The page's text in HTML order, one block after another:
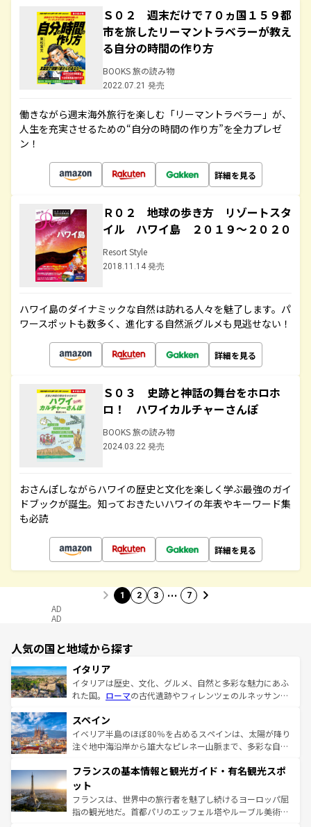
Ｓ０２ 週末だけで７０ヵ国１５９都
市を旅したリーマントラベラーが教え
る自分の時間の作り方
BOOKS 旅の読み物
2022.07.21 発売
働きながら週末海外旅行を楽しむ「リーマントラベラー」が、
人生を充実させるための“自分の時間の作り方”を全力プレゼ
ン！
詳細を見る
Ｒ０２ 地球の歩き方 リゾートスタ
イル ハワイ島 ２０１９～２０２０
Resort Style
2018.11.14 発売
ハワイ島のダイナミックな自然は訪れる人々を魅了します。パ
ワースポットも数多く、進化する自然派グルメも見逃せない！
詳細を見る
Ｓ０３ 史跡と神話の舞台をホロホ
ロ！ ハワイカルチャーさんぽ
BOOKS 旅の読み物
2024.03.22 発売
おさんぽしながらハワイの歴史と文化を楽しく学ぶ最強のガイ
ドブックが誕生。知っておきたいハワイの年表やキーワード集
も必読
詳細を見る
1 2 3 … 7
AD
AD
人気の国と地域から探す
イタリア
イタリアは歴史、文化、グルメ、自然と多彩な魅力にあふ
れた国。 ローマの古代遺跡やフィレンツェのルネッサンス
ろん、トスカーナの美しい田園風景やアマルフィ海岸の絶
景など、自然景観も見逃せない。観光の合間には、本場の
ピザやパスタなど、絶品のイタリア料理を堪能することも
ませてくれるイタリアで、忘れられない旅をしてみよう！
なお、新着のイタリア情報は
しい。
スペイン
イベリア半島のほぼ80％を占めるスペインは、太陽が降り
注ぐ地中海沿岸から雄大なピレネー山脈まで、多彩な自然
文化が根付くこの国では、情熱的なフラメンコ、熱気あふ
れる闘牛、そして美味しいタパスが生活の一部となってい
る。首都マドリードの洗練された雰囲気や、バルセロナの
アートに溢れた街角から、地方では古代ローマ遺跡や中世
フランスの基本情報と観光ガイド・有名観光スポ
ット
フランスは、世界中の旅行者を魅了し続けるヨーロッパ屈
指の観光地だ。首都パリのエッフェル塔やルーブル美術館